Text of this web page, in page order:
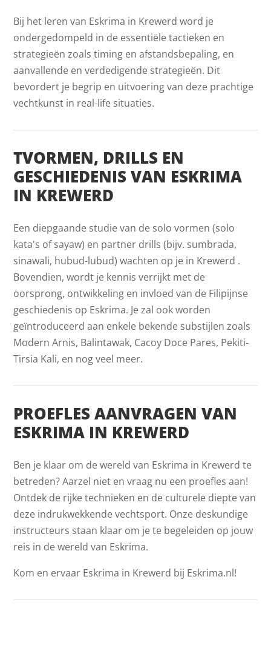
Bij het leren van Eskrima in Krewerd word je
ondergedompeld in de essentiële tactieken en
strategieën zoals timing en afstandsbepaling, en
aanvallende en verdedigende strategieën. Dit
bevordert je begrip en uitvoering van deze prachtige
vechtkunst in real-life situaties.
TVORMEN, DRILLS EN
GESCHIEDENIS VAN ESKRIMA
IN KREWERD
Een diepgaande studie van de solo vormen (solo
kata's of sayaw) en partner drills (bijv. sumbrada,
sinawali, hubud-lubud) wachten op je in Krewerd .
Bovendien, wordt je kennis verrijkt met de
oorsprong, ontwikkeling en invloed van de Filipijnse
geschiedenis op Eskrima. Je zal ook worden
geïntroduceerd aan enkele bekende substijlen zoals
Modern Arnis, Balintawak, Cacoy Doce Pares, Pekiti-
Tirsia Kali, en nog veel meer.
PROEFLES AANVRAGEN VAN
ESKRIMA IN KREWERD
Ben je klaar om de wereld van Eskrima in Krewerd te
betreden? Aarzel niet en vraag nu een proefles aan!
Ontdek de rijke technieken en de culturele diepte van
deze indrukwekkende vechtsport. Onze deskundige
instructeurs staan klaar om je te begeleiden op jouw
reis in de wereld van Eskrima.
Kom en ervaar Eskrima in Krewerd bij Eskrima.nl!